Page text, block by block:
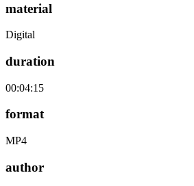
material
Digital
duration
00:04:15
format
MP4
author